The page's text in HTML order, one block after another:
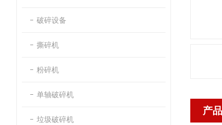
破碎设备
撕碎机
粉碎机
单轴破碎机
垃圾破碎机
产